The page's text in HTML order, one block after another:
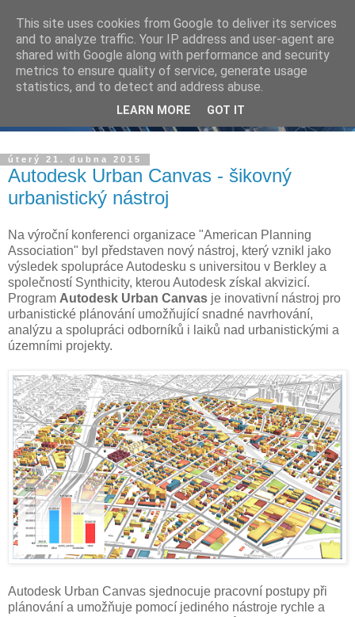
úterý 21. dubna 2015
Autodesk Urban Canvas - šikovný
urbanistický nástroj
Na výroční konferenci organizace "American Planning
Association" byl představen nový nástroj, který vznikl jako
výsledek spolupráce Autodesku s universitou v Berkley a
společností Synthicity, kterou Autodesk získal akvizicí.
Program Autodesk Urban Canvas je inovativní nástroj pro
urbanistické plánování umožňující snadné navrhování,
analýzu a spolupráci odborníků i laiků nad urbanistickými a
územními projekty.
Autodesk Urban Canvas sjednocuje pracovní postupy při
plánování a umožňuje pomocí jediného nástroje rychle a
This site uses cookies from Google to deliver its services
and to analyze traffic. Your IP address and user-agent are
shared with Google along with performance and security
metrics to ensure quality of service, generate usage
statistics, and to detect and address abuse.
LEARN MORE GOT IT